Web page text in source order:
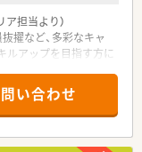
担当より）
擢など、多彩なキャ
ルアップを目指す方に
う好立地にあり、毎
い合わせ